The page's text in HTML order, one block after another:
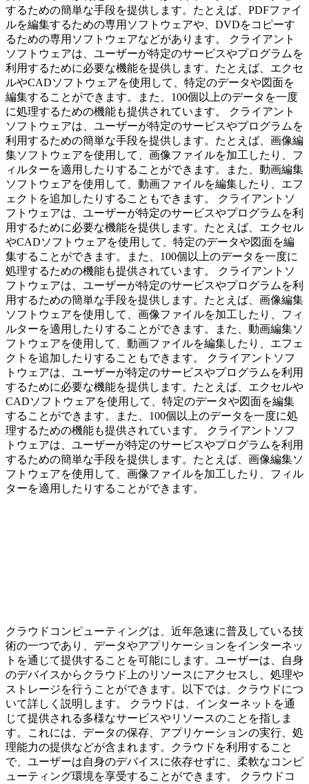
するための簡単な手段を提供します。たとえば、PDFファイ
ルを編集するための専用ソフトウェアや、DVDをコピーす
るための専用ソフトウェアなどがあります。 クライアント
ソフトウェアは、ユーザーが特定のサービスやプログラムを
利用するために必要な機能を提供します。たとえば、エクセ
ルやCADソフトウェアを使用して、特定のデータや図面を
編集することができます。また、100個以上のデータを一度
に処理するための機能も提供されています。 クライアント
ソフトウェアは、ユーザーが特定のサービスやプログラムを
利用するための簡単な手段を提供します。たとえば、画像編
集ソフトウェアを使用して、画像ファイルを加工したり、フ
ィルターを適用したりすることができます。また、動画編集
ソフトウェアを使用して、動画ファイルを編集したり、エフ
ェクトを追加したりすることもできます。 クライアントソ
フトウェアは、ユーザーが特定のサービスやプログラムを利
用するために必要な機能を提供します。たとえば、エクセル
やCADソフトウェアを使用して、特定のデータや図面を編
集することができます。また、100個以上のデータを一度に
処理するための機能も提供されています。 クライアントソ
フトウェアは、ユーザーが特定のサービスやプログラムを利
用するための簡単な手段を提供します。たとえば、画像編集
ソフトウェアを使用して、画像ファイルを加工したり、フィ
ルターを適用したりすることができます。また、動画編集ソ
フトウェアを使用して、動画ファイルを編集したり、エフェ
クトを追加したりすることもできます。 クライアントソフ
トウェアは、ユーザーが特定のサービスやプログラムを利用
するために必要な機能を提供します。たとえば、エクセルや
CADソフトウェアを使用して、特定のデータや図面を編集
することができます。また、100個以上のデータを一度に処
理するための機能も提供されています。 クライアントソフ
トウェアは、ユーザーが特定のサービスやプログラムを利用
するための簡単な手段を提供します。たとえば、画像編集ソ
フトウェアを使用して、画像ファイルを加工したり、フィル
ターを適用したりすることができます。
クラウドコンピューティングは、近年急速に普及している技
術の一つであり、データやアプリケーションをインターネッ
トを通じて提供することを可能にします。ユーザーは、自身
のデバイスからクラウド上のリソースにアクセスし、処理や
ストレージを行うことができます。以下では、クラウドにつ
いて詳しく説明します。 クラウドは、インターネットを通
じて提供される多様なサービスやリソースのことを指しま
す。これには、データの保存、アプリケーションの実行、処
理能力の提供などが含まれます。クラウドを利用すること
で、ユーザーは自身のデバイスに依存せずに、柔軟なコンピ
ューティング環境を享受することができます。 クラウドコ